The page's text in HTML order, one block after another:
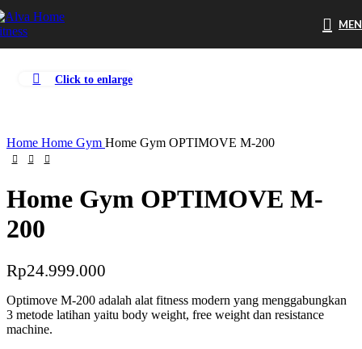
Click to enlarge
Home Home Gym Home Gym OPTIMOVE M-200
Home Gym OPTIMOVE M-
200
Rp24.999.000
Optimove M-200 adalah alat fitness modern yang menggabungkan
3 metode latihan yaitu body weight, free weight dan resistance
machine.